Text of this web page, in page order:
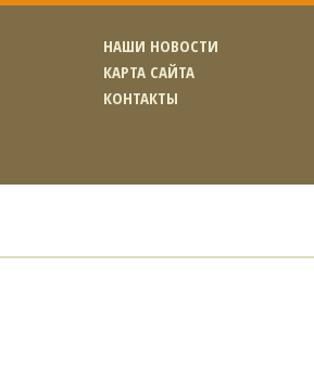
НАШИ НОВОСТИ
КАРТА САЙТА
КОНТАКТЫ